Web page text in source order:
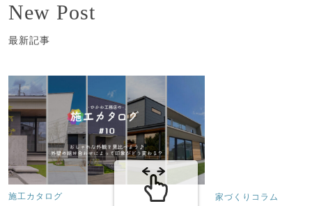
New Post
最新記事
施工カタログ 家づくりコラム